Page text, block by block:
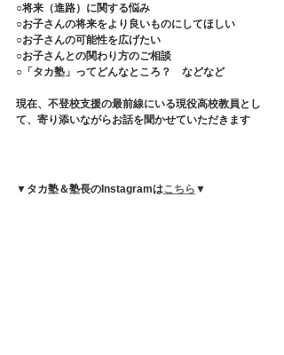
○将来（進路）に関する悩み
○お子さんの将来をより良いものにしてほしい
○お子さんの可能性を広げたい
○お子さんとの関わり方のご相談
○「タカ塾」ってどんなところ？　などなど
現在、不登校支援の最前線にいる現役高校教員とし
て、寄り添いながらお話を聞かせていただきます
▼タカ塾＆塾長のInstagramはこちら ▼